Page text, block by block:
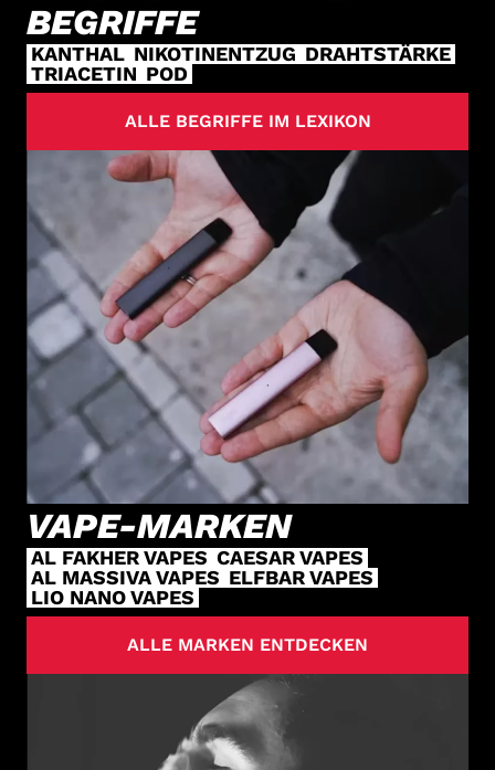
BEGRIFFE
KANTHAL NIKOTINENTZUG DRAHTSTÄRKE
TRIACETIN POD
ALLE BEGRIFFE IM LEXIKON
VAPE-MARKEN
AL FAKHER VAPES CAESAR VAPES
AL MASSIVA VAPES ELFBAR VAPES
LIO NANO VAPES
ALLE MARKEN ENTDECKEN